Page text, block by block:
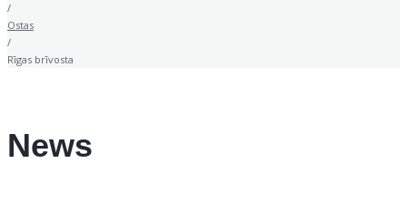
/
Ostas
/
Rīgas brīvosta
News